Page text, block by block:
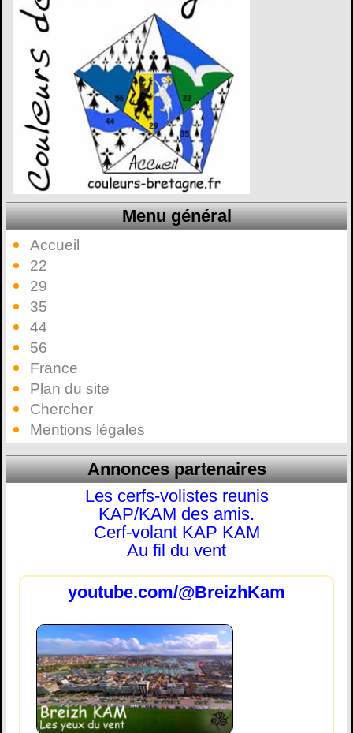
Menu général
Accueil
22
29
35
44
56
France
Plan du site
Chercher
Mentions légales
Annonces partenaires
Les cerfs-volistes reunis
KAP/KAM des amis.
Cerf-volant KAP KAM
Au fil du vent
youtube.com/@BreizhKam